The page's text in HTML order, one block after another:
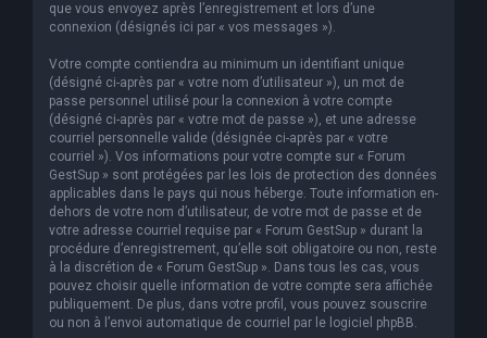
que vous envoyez après l’enregistrement et lors d’une
connexion (désignés ici par « vos messages »).
Votre compte contiendra au minimum un identifiant unique
(désigné ci-après par « votre nom d’utilisateur »), un mot de
passe personnel utilisé pour la connexion à votre compte
(désigné ci-après par « votre mot de passe »), et une adresse
courriel personnelle valide (désignée ci-après par « votre
courriel »). Vos informations pour votre compte sur « Forum
GestSup » sont protégées par les lois de protection des données
applicables dans le pays qui nous héberge. Toute information en-
dehors de votre nom d’utilisateur, de votre mot de passe et de
votre adresse courriel requise par « Forum GestSup » durant la
procédure d’enregistrement, qu’elle soit obligatoire ou non, reste
à la discrétion de « Forum GestSup ». Dans tous les cas, vous
pouvez choisir quelle information de votre compte sera affichée
publiquement. De plus, dans votre profil, vous pouvez souscrire
ou non à l’envoi automatique de courriel par le logiciel phpBB.